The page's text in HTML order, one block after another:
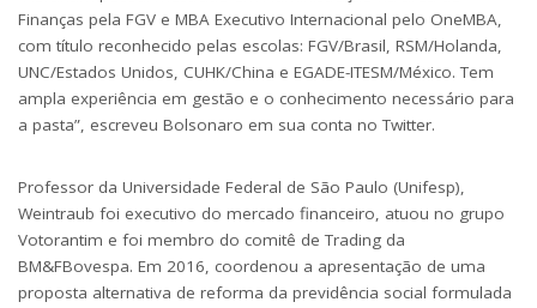
Finanças pela FGV e MBA Executivo Internacional pelo OneMBA,
com título reconhecido pelas escolas: FGV/Brasil, RSM/Holanda,
UNC/Estados Unidos, CUHK/China e EGADE-ITESM/México. Tem
ampla experiência em gestão e o conhecimento necessário para
a pasta”, escreveu Bolsonaro em sua conta no Twitter.
Professor da Universidade Federal de São Paulo (Unifesp),
Weintraub foi executivo do mercado financeiro, atuou no grupo
Votorantim e foi membro do comitê de Trading da
BM&FBovespa. Em 2016, coordenou a apresentação de uma
proposta alternativa de reforma da previdência social formulada